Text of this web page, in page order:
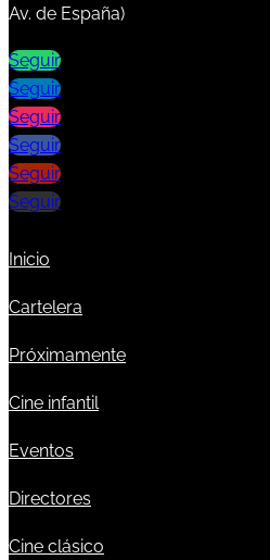
Av. de España)
Seguir
Seguir
Seguir
Seguir
Seguir
Seguir
Inicio
Cartelera
Próximamente
Cine infantil
Eventos
Directores
Cine clásico